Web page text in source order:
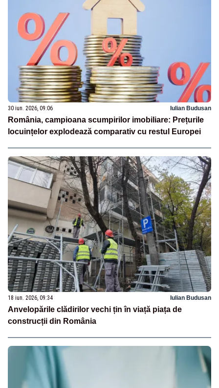
30 iun. 2026, 09:06 Iulian Budusan
România, campioana scumpirilor imobiliare: Prețurile
locuințelor explodează comparativ cu restul Europei
18 iun. 2026, 09:34 Iulian Budusan
Anvelopările clădirilor vechi țin în viață piața de
construcții din România